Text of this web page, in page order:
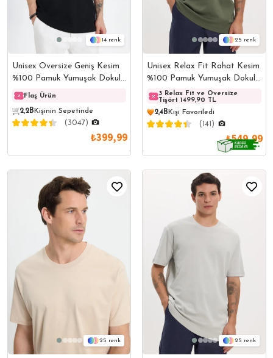
14
Unisex Oversize Geniş Kesim
%100 Pamuk Yumuşak Dokulu
Basic Bisiklet Yaka Siyah
Tişört
Flaş Ürün Flaş Ürün
57,2B Kişi Favoriledi
2,2BKişinin Sepetinde
Bugün857Kişi Görüntüledi
(3047)
₺399,99
25
Unisex Relax Fit Rahat Kesim
%100 Pamuk Yumuşak Dokulu
Hafif Kalın Basic Bisiklet
Yaka Haki Tişört
3 Relax Fit ve Oversize
Tişört 1499,90 TL
2,4B Kişi Favoriledi
(141)
₺549,99
25 25